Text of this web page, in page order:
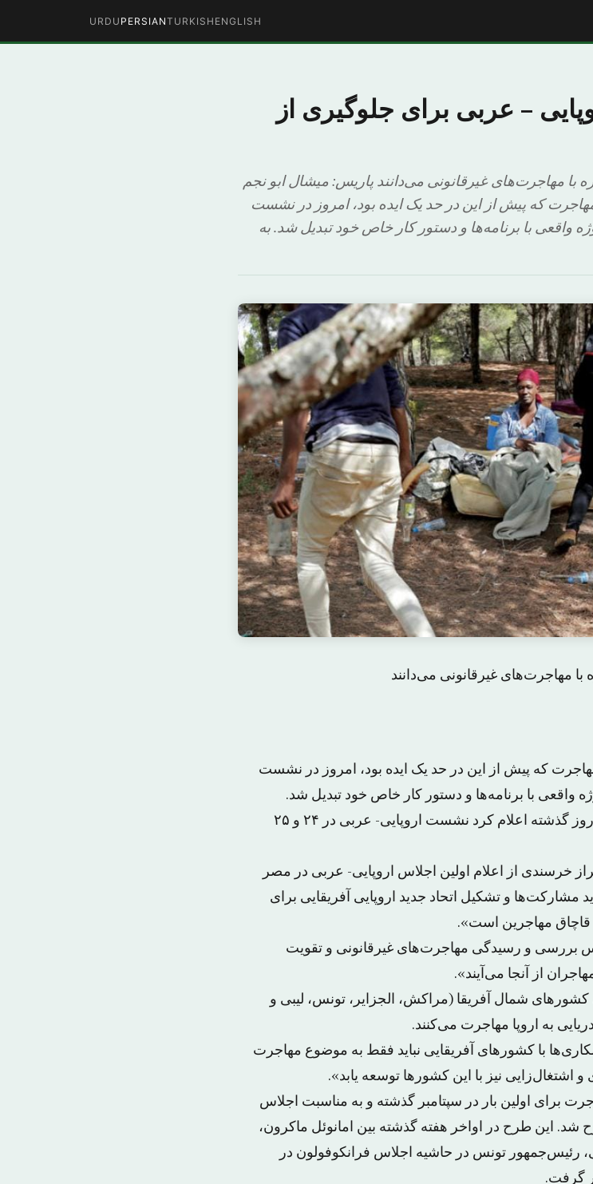
ENGLISH
TURKISH
PERSIAN
URDU
– عربی برای جلوگیری از
با مهاجرت‌های غیرقانونی می‌دانند پاریس: میشال ابو نجم
که پیش از این در حد یک ایده بود، امروز در نشست
واقعی با برنامه‌ها و دستور کار خاص خود تبدیل شد. به
با مهاجرت‌های غیرقانونی می‌دانند
که پیش از این در حد یک ایده بود، امروز در نشست
واقعی با برنامه‌ها و دستور کار خاص خود تبدیل شد.
به گزارش الشرق الاوسط، طرف اروپایی روز گذشته اعلام کرد نشست اروپایی- عربی در ۲۴ و ۲۵
خرسندی از اعلام اولین اجلاس اروپایی- عربی در مصر
مشارکت‌ها و تشکیل اتحاد جدید اروپایی آفریقایی برای
قاچاق مهاجرین است».
بررسی و رسیدگی مهاجرت‌های غیرقانونی و تقویت
از آنجا می‌آیند».
شمال آفریقا (مراکش، الجزایر، تونس، لیبی و
به اروپا مهاجرت می‌کنند.
با کشورهای آفریقایی نباید فقط به موضوع مهاجرت
اشتغال‌زایی نیز با این کشورها توسعه یابد».
برای اولین بار در سپتامبر گذشته و به مناسبت اجلاس
این طرح در اواخر هفته گذشته بین امانوئل ماکرون،
رئیس‌جمهور تونس در حاشیه اجلاس فرانکوفولون در
گرفت.